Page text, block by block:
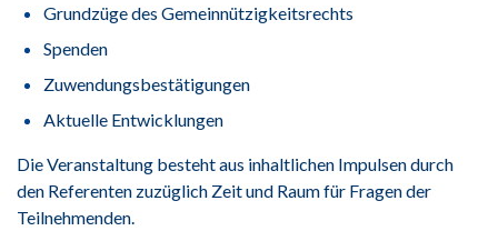
Grundzüge des Gemeinnützigkeitsrechts
Spenden
Zuwendungsbestätigungen
Aktuelle Entwicklungen
Die Veranstaltung besteht aus inhaltlichen Impulsen durch
den Referenten zuzüglich Zeit und Raum für Fragen der
Teilnehmenden.